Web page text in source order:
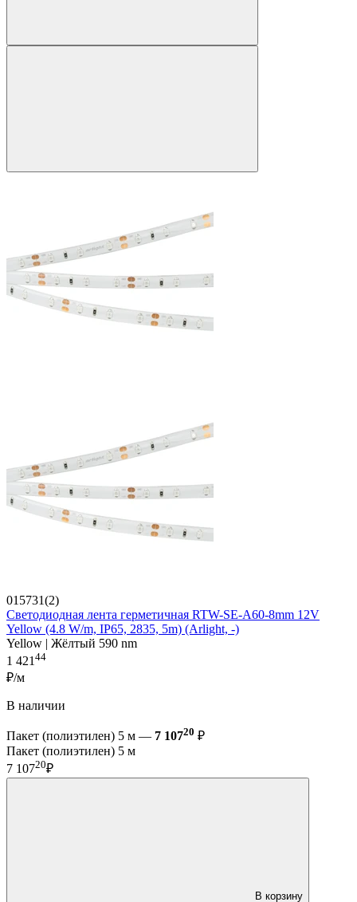
015731(2)
Светодиодная лента герметичная RTW-SE-A60-8mm 12V
Yellow (4.8 W/m, IP65, 2835, 5m) (Arlight, -)
Yellow | Жёлтый 590 nm
1 421 44
₽/м
В наличии
Пакет (полиэтилен) 5 м — 7 10720 ₽
Пакет (полиэтилен) 5 м
7 10720₽
В корзину